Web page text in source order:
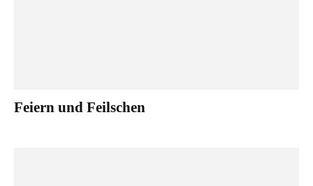
Feiern und Feilschen